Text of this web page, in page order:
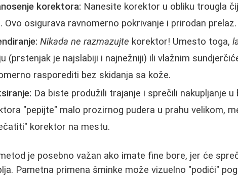
korektora: Nanesite korektor u obliku trougla
Ovo osigurava ravnomerno pokrivanje i prirodan prelaz.
Nikada ne razmazujte korektor! Umesto toga,
(prstenjak je najslabiji i najnežniji) ili vlažnim
rasporediti bez skidanja sa kože.
Da biste produžili trajanje i sprečili nakupljanje
"pepijte" malo prozirnog pudera u prahu velikom,
korektor na mestu.
je posebno važan ako imate fine bore, jer će
Pametna primena šminke može vizuelno "podići"